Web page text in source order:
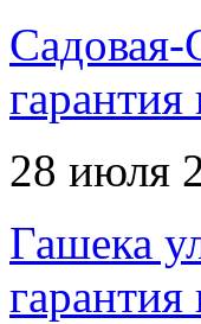
Садовая-
28 июля
Гашека